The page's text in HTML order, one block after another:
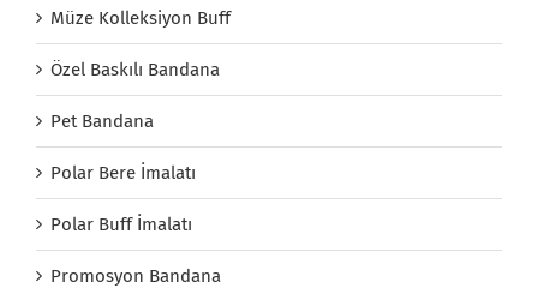
Müze Kolleksiyon Buff
Özel Baskılı Bandana
Pet Bandana
Polar Bere İmalatı
Polar Buff İmalatı
Promosyon Bandana